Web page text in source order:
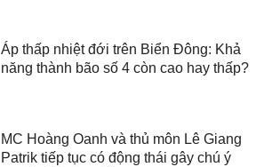
Áp thấp nhiệt đới trên Biển Đông: Khả
năng thành bão số 4 còn cao hay thấp?
MC Hoàng Oanh và thủ môn Lê Giang
Patrik tiếp tục có động thái gây chú ý